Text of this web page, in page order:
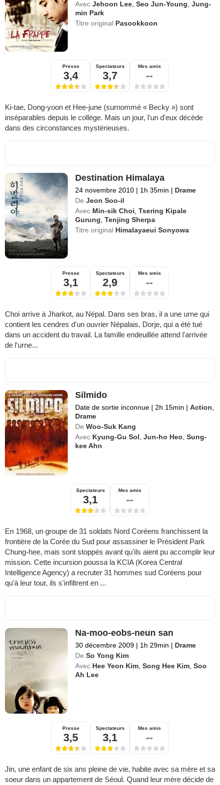
Avec Jehoon Lee,Seo Jun-Young,Jung-
min Park
Titre original Pasookkoon
Presse
3,4
Spectateurs
3,7
Mes amis
--
Ki-tae, Dong-yoon et Hee-june (surnommé « Becky ») sont
inséparables depuis le collège. Mais un jour, l'un d'eux décède
dans des circonstances mystérieuses.
Destination Himalaya
24 novembre 2010 | 1h 35min | Drame
De Jeon Soo-il
Avec Min-sik Choi,Tsering Kipale
Gurung,Tenjing Sherpa
Titre original Himalayaeui Sonyowa
Presse
3,1
Spectateurs
2,9
Mes amis
--
Choi arrive à Jharkot, au Népal. Dans ses bras, il a une urne qui
contient les cendres d'un ouvrier Népalais, Dorje, qui a été tué
dans un accident du travail. La famille endeuillée attend l'arrivée
de l'urne...
Silmido
Date de sortie inconnue | 2h 15min | Action,
Drame
De Woo-Suk Kang
Avec Kyung-Gu Sol,Jun-ho Heo,Sung-
kee Ahn
Spectateurs
3,1
Mes amis
--
En 1968, un groupe de 31 soldats Nord Coréens franchissent la
frontière de la Corée du Sud pour assassiner le Président Park
Chung-hee, mais sont stoppés avant qu'ils aient pu accomplir leur
mission. Cette incursion poussa la KCIA (Korea Central
Intelligence Agency) a recruter 31 hommes sud Coréens pour
qu'à leur tour, ils s'infiltrent en ...
Na-moo-eobs-neun san
30 décembre 2009 | 1h 29min | Drame
De So Yong Kim
Avec Hee Yeon Kim,Song Hee Kim,Soo
Ah Lee
Presse
3,5
Spectateurs
3,1
Mes amis
--
Jin, une enfant de six ans pleine de vie, habite avec sa mère et sa
soeur dans un appartement de Séoul. Quand leur mère décide de